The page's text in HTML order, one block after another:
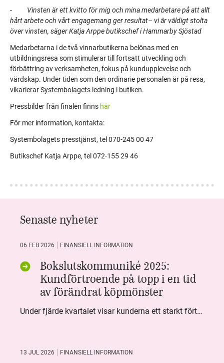
-
Vinsten är ett kvitto för mig och mina medarbetare på att allt
hårt arbete och vårt engagemang ger resultat– vi är väldigt stolta
över vinsten, säger Katja Arppe butikschef i Hammarby Sjöstad
Medarbetarna i de två vinnarbutikerna belönas med en
utbildningsresa som stimulerar till fortsatt utveckling och
förbättring av verksamheten, fokus på kundupplevelse och
värdskap. Under tiden som den ordinarie personalen är på resa,
vikarierar Systembolagets ledning i butiken.
Pressbilder från finalen finns här
För mer information, kontakta:
Systembolagets presstjänst, tel 070-245 00 47
Butikschef Katja Arppe, tel 072-155 29 46
Senaste nyheter
06 FEB 2026 FINANSIELL INFORMATION
Bokslutskommuniké 2025:
Kundförtroende på topp i en tid
av förändrat köpmönster
Under fjärde kvartalet visar kunderna ett starkt förtroende för Systembolaget. Nöjd Kund Index (NKI) når en ny rekordnivå och bidrar till att även helåret avslutar starkt. Arbetet med ansvarsfull försäljning ger tydliga resultat där ålderskontroller når sina högsta nivåer någonsin. Samtidigt fortsätter kundernas val att förändras. Allt fler väljer öl och drycker med lägre alkoholhalt. Vi ser också en lägre försäljningsvolym under kvartalet, en utveckling som ligger i linje med den långsiktiga minskningen i alkoholkonsumtionen i Sverige. De officiella konsumtionssiffrorna från CAN för 2025 kommer först under våren men försäljningssiffrorna pekar åt samma håll.
13 JUL 2026 FINANSIELL INFORMATION